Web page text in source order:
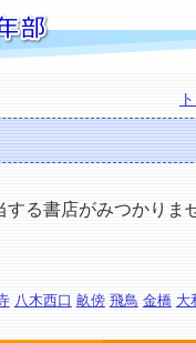
する書店がみつかりま
八木西口 畝傍 飛鳥 金橋 大